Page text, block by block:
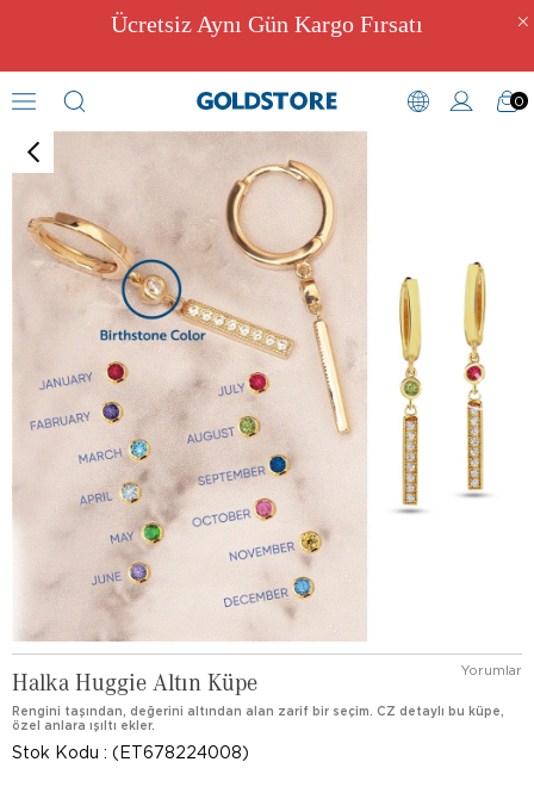
Ücretsiz Aynı Gün Kargo Fırsatı
0
Zirkon Taşlı Küpeler
›
Halka Huggie Altın Küpe Yorumlar
Rengini taşından, değerini altından alan zarif bir seçim. CZ detaylı bu küpe,
özel anlara ışıltı ekler.
Stok Kodu (ET678224008)